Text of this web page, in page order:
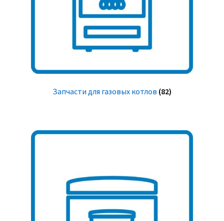
Запчасти для газовых котлов (82)